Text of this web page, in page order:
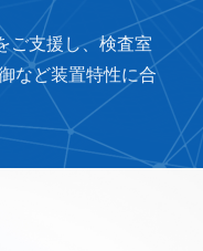
ご支援し、検査室
など装置特性に合